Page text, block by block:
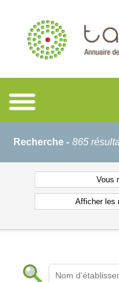
Recherche - 865
Vous
Afficher les